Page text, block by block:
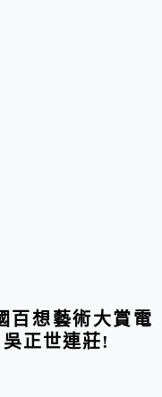
百想藝術大賞電
正世連莊!